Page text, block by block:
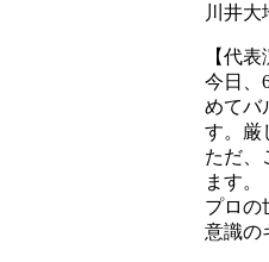
川井大
【代
今日、
めてバ
す。厳
ただ、
ます。
プロの
意識の